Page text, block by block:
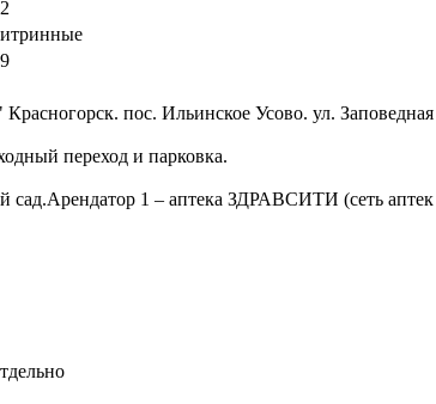
пос. Ильинское Усово. ул. Заповедная
переход и парковка.
сад.Арендатор 1 – аптека ЗДРАВСИТИ (сеть